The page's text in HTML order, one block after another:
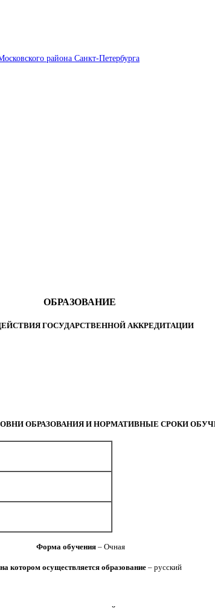
района Санкт-Петербурга
ОБРАЗОВАНИЕ
ГОСУДАРСТВЕННОЙ АККРЕДИТАЦИИ
ОБРАЗОВАНИЯ И НОРМАТИВНЫЕ СРОКИ
Форма обучения – Очная
котором осуществляется образование – русский